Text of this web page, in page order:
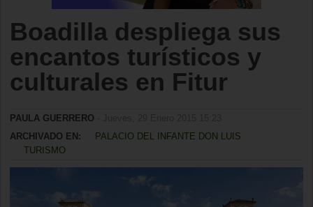
Boadilla despliega sus
encantos turísticos y
culturales en Fitur
PAULA GUERRERO
ARCHIVADO EN:
PALACIO DEL INFANTE DON LUIS
TURISMO